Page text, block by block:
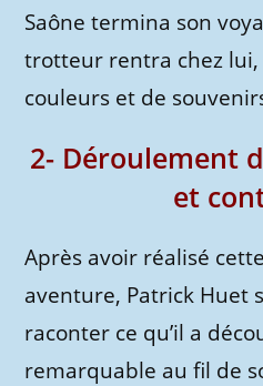
Saône termina son
trotteur rentra chez
couleurs et de
2- Déroulement
et
Après avoir réalisé
aventure, Patrick Huet
raconter ce qu’il a
remarquable au fil de